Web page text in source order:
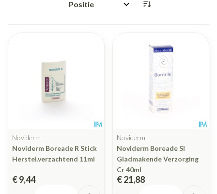
Sorteer op:
Noviderm
Noviderm Boreade R Stick
Herstel.verzachtend 11ml
€ 9,44
Noviderm
Noviderm Boreade Sl
Gladmakende Verzorging
Cr 40ml
€ 21,88